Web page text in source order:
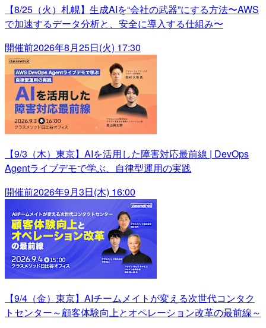
【8/25（火）札幌】生成AIを“会社の武器”にする方法〜AWS
で加速するデータ分析と、安全に導入する仕組み〜
開催前2026年8月25日(火) 17:30
【9/3（木）東京】AIを活用した障害対応最前線 | DevOps
Agentライブデモで学ぶ、自律型運用の実践
開催前2026年9月3日(木) 16:00
【9/4（金）東京】AIチームメイトが変える次世代コンタク
トセンター～顧客体験向上とオペレーション改革の最前線～